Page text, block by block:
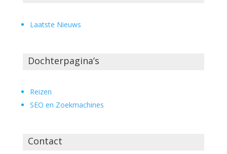
Laatste Nieuws
Dochterpagina’s
Reizen
SEO en Zoekmachines
Contact